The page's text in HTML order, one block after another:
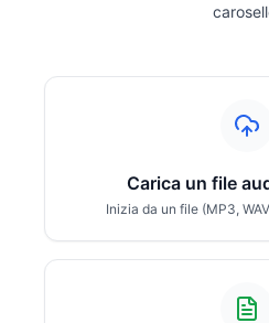
Carica un file
Inizia da un file (MP3,